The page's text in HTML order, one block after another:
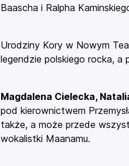
Baascha i Ralpha
Urodziny Kory w Nowym
legendzie polskiego rocka, a
Magdalena Cielecka,
pod kierownictwem
także, a może przede
wokalistki Maanamu.